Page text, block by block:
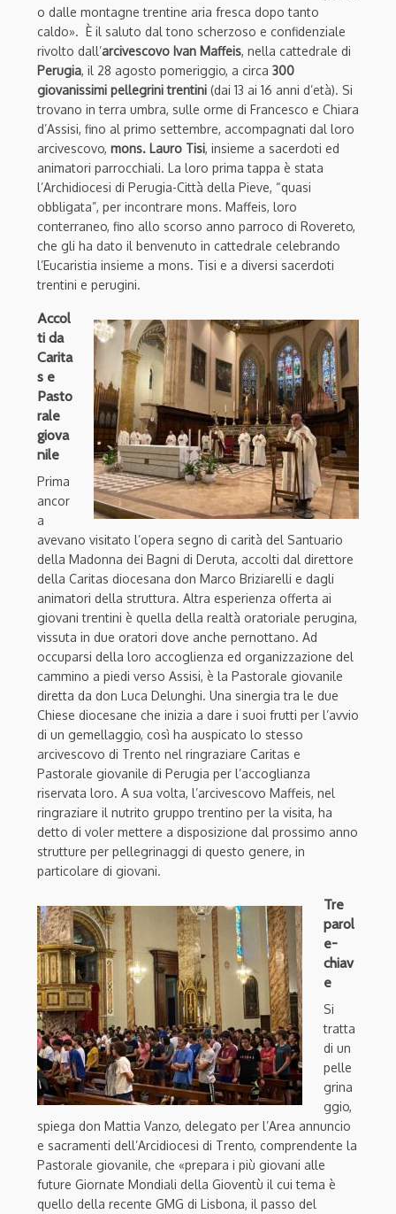
o dalle montagne trentine aria fresca dopo tanto
caldo». È il saluto dal tono scherzoso e confidenziale
rivolto dall’arcivescovo Ivan Maffeis, nella cattedrale di
Perugia, il 28 agosto pomeriggio, a circa 300
giovanissimi pellegrini trentini (dai 13 ai 16 anni d’età). Si
trovano in terra umbra, sulle orme di Francesco e Chiara
d’Assisi, fino al primo settembre, accompagnati dal loro
arcivescovo, mons. Lauro Tisi, insieme a sacerdoti ed
animatori parrocchiali. La loro prima tappa è stata
l’Archidiocesi di Perugia-Città della Pieve, “quasi
obbligata”, per incontrare mons. Maffeis, loro
conterraneo, fino allo scorso anno parroco di Rovereto,
che gli ha dato il benvenuto in cattedrale celebrando
l’Eucaristia insieme a mons. Tisi e a diversi sacerdoti
trentini e perugini.
Accol
ti da
Carita
s e
Pasto
rale
giova
nile
Prima
ancor
a
avevano visitato l’opera segno di carità del Santuario
della Madonna dei Bagni di Deruta, accolti dal direttore
della Caritas diocesana don Marco Briziarelli e dagli
animatori della struttura. Altra esperienza offerta ai
giovani trentini è quella della realtà oratoriale perugina,
vissuta in due oratori dove anche pernottano. Ad
occuparsi della loro accoglienza ed organizzazione del
cammino a piedi verso Assisi, è la Pastorale giovanile
diretta da don Luca Delunghi. Una sinergia tra le due
Chiese diocesane che inizia a dare i suoi frutti per l’avvio
di un gemellaggio, così ha auspicato lo stesso
arcivescovo di Trento nel ringraziare Caritas e
Pastorale giovanile di Perugia per l’accoglianza
riservata loro. A sua volta, l’arcivescovo Maffeis, nel
ringraziare il nutrito gruppo trentino per la visita, ha
detto di voler mettere a disposizione dal prossimo anno
strutture per pellegrinaggi di questo genere, in
particolare di giovani.
Tre
parol
e-
chiav
e
Si
tratta
di un
pelle
grina
ggio,
spiega don Mattia Vanzo, delegato per l’Area annuncio
e sacramenti dell’Arcidiocesi di Trento, comprendente la
Pastorale giovanile, che «prepara i più giovani alle
future Giornate Mondiali della Gioventù il cui tema è
quello della recente GMG di Lisbona, il passo del